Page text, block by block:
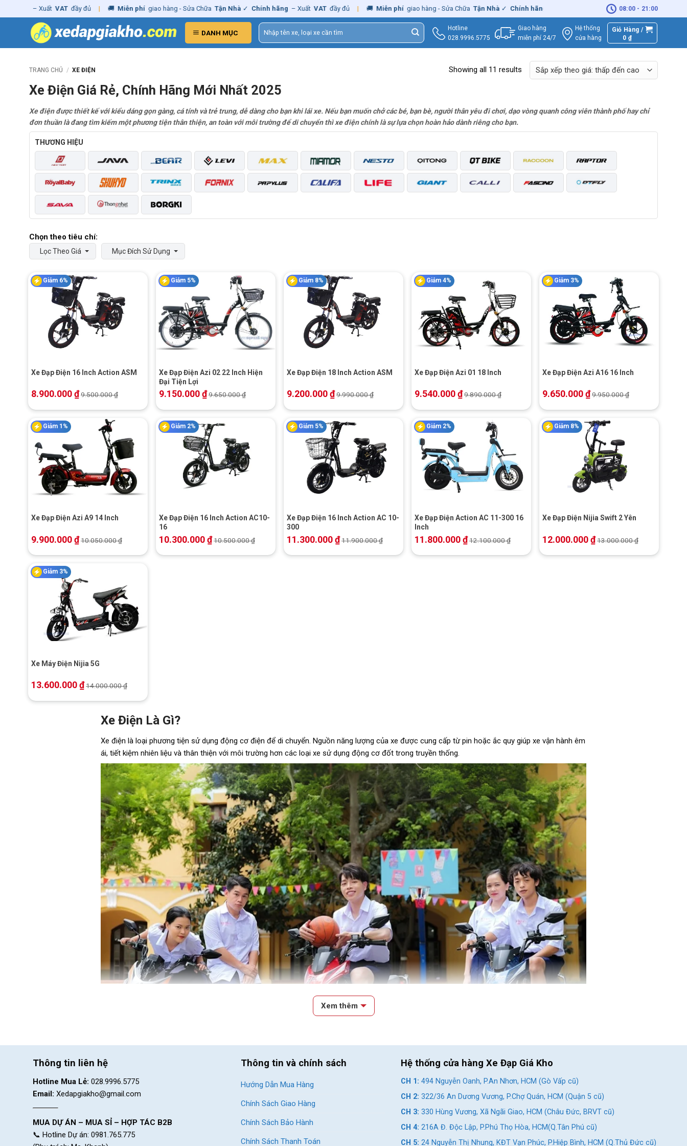
to
– Xuất VAT đầy đủ | 🚚 Miễn phí giao hàng - Sửa Chữa Tận Nhà ✓ Chính hãng – Xuất VAT đầy đủ | 🚚 Miễn phí giao hàng - Sửa Chữa Tận Nhà ✓ Chính hãng – Xuất 🚚 Miễn phí giao hàng -
08:00 - 21:00
DANH MỤC
Tìm
kiếm:
Hotline
028.9996.5775
Giao hàng
miễn phí 24/7
Hệ thống
cửa hàng
Giỏ Hàng /
0₫
TRANG CHỦ / XE ĐIỆN Showing all 11 results
Xe Điện Giá Rẻ, Chính Hãng Mới Nhất 2025
Xe điện được thiết kế với kiểu dáng gọn gàng, cá tính và trẻ trung, dễ dàng cho bạn khi lái xe. Nếu bạn muốn chở các bé, bạn bè, người thân yêu đi chơi, dạo vòng quanh công viên thành phố hay chỉ
đơn thuần là đang tìm kiếm một phương tiện thân thiện, an toàn với môi trường để di chuyển thì xe điện chính là sự lựa chọn hoàn hảo dành riêng cho bạn.
THƯƠNG HIỆU
Lọc Theo Giá Mục Đích Sử Dụng
Giảm 6%
Xe Đạp Điện 16 Inch Action ASM
8.900.000₫9.500.000₫
Giảm 5%
Xe Đạp Điện Azi 02 22 Inch Hiện
Đại Tiện Lợi
9.150.000₫9.650.000₫
Giảm 8%
Xe Đạp Điện 18 Inch Action ASM
9.200.000₫9.990.000₫
Giảm 4%
+
Xe Đạp Điện Azi 01 18 Inch
9.540.000₫9.890.000₫
Giảm 3%
+
Xe Đạp Điện Azi A16 16 Inch
9.650.000₫9.950.000₫
Giảm 1%
+
Xe Đạp Điện Azi A9 14 Inch
9.900.000₫10.050.000₫
Giảm 2%
Xe Đạp Điện 16 Inch Action AC10-
16
10.300.000₫10.500.000₫
Giảm 5%
Xe Đạp Điện 16 Inch Action AC 10-
300
11.300.000₫11.900.000₫
Giảm 2%
+
Xe Đạp Điện Action AC 11-300 16
Inch
11.800.000₫12.100.000₫
Giảm 8%
Xe Đạp Điện Nijia Swift 2 Yên
12.000.000₫13.000.000₫
Giảm 3%
Xe Máy Điện Nijia 5G
13.600.000₫14.000.000₫
Xe Điện Là Gì?
Xe điện là loại phương tiện sử dụng động cơ điện để di chuyển. Nguồn năng lượng của xe được cung cấp từ pin hoặc ắc quy giúp xe vận hành êm
ái, tiết kiệm nhiên liệu và thân thiện với môi trường hơn các loại xe sử dụng động cơ đốt trong truyền thống.
Xe điện là loại phương tiện sử dụng động cơ điện để di chuyển
Xe Điện Có Bao Nhiêu Loại?
Xem thêm
Thông tin liên hệ
Hotline Mua Lẻ: 028.9996.5775
Email: Xedapgiakho@gmail.com
MUA DỰ ÁN – MUA SỈ – HỢP TÁC B2B
📞 Hotline Dự án: 0981.765.775
Thông tin và chính sách
Hướng Dẫn Mua Hàng
Chính Sách Giao Hàng
Chính Sách Bảo Hành
Chính Sách Thanh Toán
Hệ thống cửa hàng Xe Đạp Giá Kho
CH 1: 494 Nguyễn Oanh, P.An Nhơn, HCM (Gò Vấp cũ)
CH 2: 322/36 An Dương Vương, P.Chợ Quán, HCM (Quận 5 cũ)
CH 3: 330 Hùng Vương, Xã Ngãi Giao, HCM (Châu Đức, BRVT cũ)
CH 4: 216A Đ. Độc Lập, P.Phú Thọ Hòa, HCM(Q.Tân Phú cũ)
CH 5: 24 Nguyễn Thị Nhung, KĐT Vạn Phúc, P.Hiệp Bình, HCM (Q.Thủ Đức cũ)